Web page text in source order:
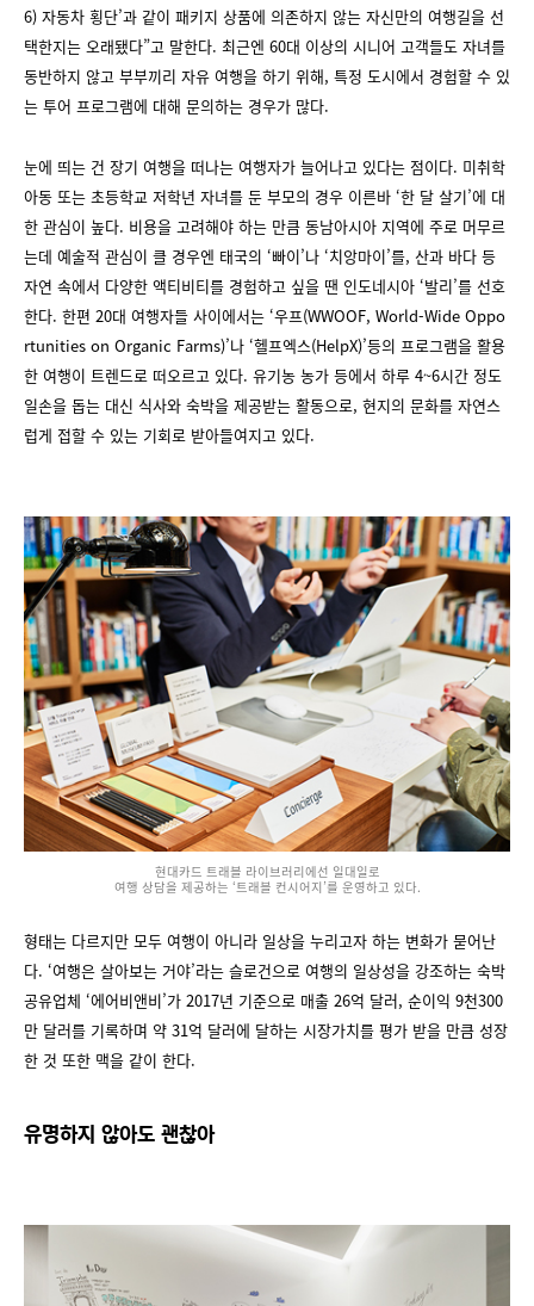
6) 자동차 횡단’과 같이 패키지 상품에 의존하지 않는 자신만의 여행길을 선
택한지는 오래됐다”고 말한다. 최근엔 60대 이상의 시니어 고객들도 자녀를
동반하지 않고 부부끼리 자유 여행을 하기 위해, 특정 도시에서 경험할 수 있
는 투어 프로그램에 대해 문의하는 경우가 많다.
눈에 띄는 건 장기 여행을 떠나는 여행자가 늘어나고 있다는 점이다. 미취학
아동 또는 초등학교 저학년 자녀를 둔 부모의 경우 이른바 ‘한 달 살기’에 대
한 관심이 높다. 비용을 고려해야 하는 만큼 동남아시아 지역에 주로 머무르
는데 예술적 관심이 클 경우엔 태국의 ‘빠이’나 ‘치앙마이’를, 산과 바다 등
자연 속에서 다양한 액티비티를 경험하고 싶을 땐 인도네시아 ‘발리’를 선호
한다. 한편 20대 여행자들 사이에서는 ‘우프(WWOOF, World-Wide Oppo
rtunities on Organic Farms)’나 ‘헬프엑스(HelpX)’등의 프로그램을 활용
한 여행이 트렌드로 떠오르고 있다. 유기농 농가 등에서 하루 4~6시간 정도
일손을 돕는 대신 식사와 숙박을 제공받는 활동으로, 현지의 문화를 자연스
럽게 접할 수 있는 기회로 받아들여지고 있다.
현대카드 트래블 라이브러리에선 일대일로
여행 상담을 제공하는 ‘트래블 컨시어지’를 운영하고 있다.
형태는 다르지만 모두 여행이 아니라 일상을 누리고자 하는 변화가 묻어난
다. ‘여행은 살아보는 거야’라는 슬로건으로 여행의 일상성을 강조하는 숙박
공유업체 ‘에어비앤비’가 2017년 기준으로 매출 26억 달러, 순이익 9천300
만 달러를 기록하며 약 31억 달러에 달하는 시장가치를 평가 받을 만큼 성장
한 것 또한 맥을 같이 한다.
유명하지 않아도 괜찮아